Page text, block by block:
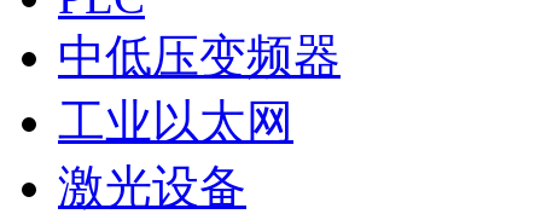
中低压变频器
工业以太网
激光设备